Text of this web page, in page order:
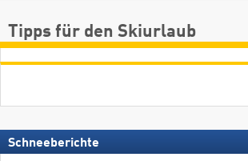
Tipps für den Skiurlaub
Schneeberichte